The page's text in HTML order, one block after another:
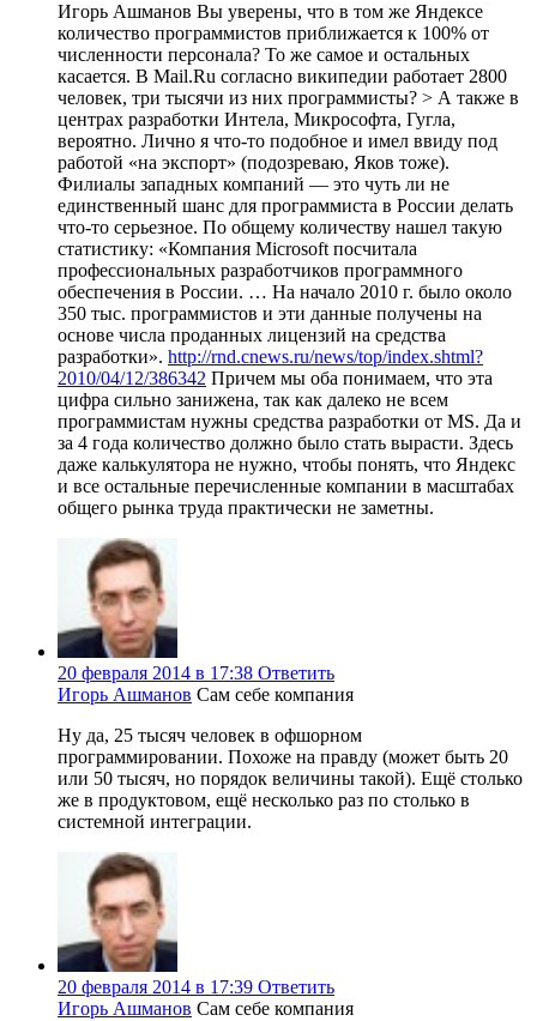
Игорь Ашманов Вы уверены, что в том же Яндексе
количество программистов приближается к 100% от
численности персонала? То же самое и остальных
касается. В Mail.Ru согласно википедии работает 2800
человек, три тысячи из них программисты? > А также в
центрах разработки Интела, Микрософта, Гугла,
вероятно. Лично я что-то подобное и имел ввиду под
работой «на экспорт» (подозреваю, Яков тоже).
Филиалы западных компаний — это чуть ли не
единственный шанс для программиста в России делать
что-то серьезное. По общему количеству нашел такую
статистику: «Компания Microsoft посчитала
профессиональных разработчиков программного
обеспечения в России. … На начало 2010 г. было около
350 тыс. программистов и эти данные получены на
основе числа проданных лицензий на средства
разработки». http://rnd.cnews.ru/news/top/index.shtml?
2010/04/12/386342 Причем мы оба понимаем, что эта
цифра сильно занижена, так как далеко не всем
программистам нужны средства разработки от MS. Да и
за 4 года количество должно было стать вырасти. Здесь
даже калькулятора не нужно, чтобы понять, что Яндекс
и все остальные перечисленные компании в масштабах
общего рынка труда практически не заметны.
20 февраля 2014 в 17:38 Ответить
Игорь Ашманов Сам себе компания
Ну да, 25 тысяч человек в офшорном
программировании. Похоже на правду (может быть 20
или 50 тысяч, но порядок величины такой). Ещё столько
же в продуктовом, ещё несколько раз по столько в
системной интеграции.
20 февраля 2014 в 17:39 Ответить
Игорь Ашманов Сам себе компания